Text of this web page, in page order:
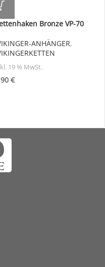
Bronze VP-70
ANHÄNGER,
19 % MwSt.
€